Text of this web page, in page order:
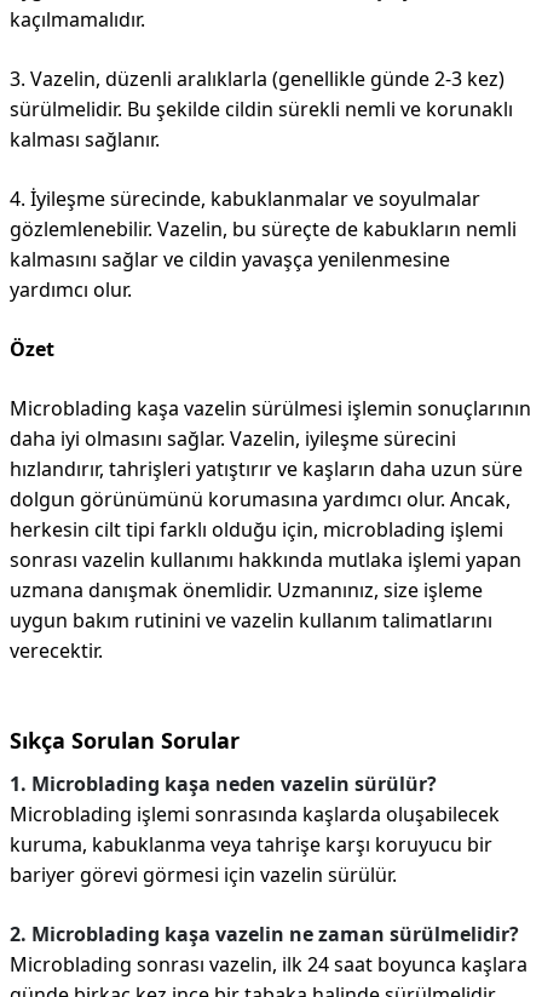
kaçılmamalıdır.
3. Vazelin, düzenli aralıklarla (genellikle günde 2-3 kez)
sürülmelidir. Bu şekilde cildin sürekli nemli ve korunaklı
kalması sağlanır.
4. İyileşme sürecinde, kabuklanmalar ve soyulmalar
gözlemlenebilir. Vazelin, bu süreçte de kabukların nemli
kalmasını sağlar ve cildin yavaşça yenilenmesine
yardımcı olur.
Özet
Microblading kaşa vazelin sürülmesi işlemin sonuçlarının
daha iyi olmasını sağlar. Vazelin, iyileşme sürecini
hızlandırır, tahrişleri yatıştırır ve kaşların daha uzun süre
dolgun görünümünü korumasına yardımcı olur. Ancak,
herkesin cilt tipi farklı olduğu için, microblading işlemi
sonrası vazelin kullanımı hakkında mutlaka işlemi yapan
uzmana danışmak önemlidir. Uzmanınız, size işleme
uygun bakım rutinini ve vazelin kullanım talimatlarını
verecektir.
Sıkça Sorulan Sorular
1. Microblading kaşa neden vazelin sürülür?
Microblading işlemi sonrasında kaşlarda oluşabilecek
kuruma, kabuklanma veya tahrişe karşı koruyucu bir
bariyer görevi görmesi için vazelin sürülür.
2. Microblading kaşa vazelin ne zaman sürülmelidir?
Microblading sonrası vazelin, ilk 24 saat boyunca kaşlara